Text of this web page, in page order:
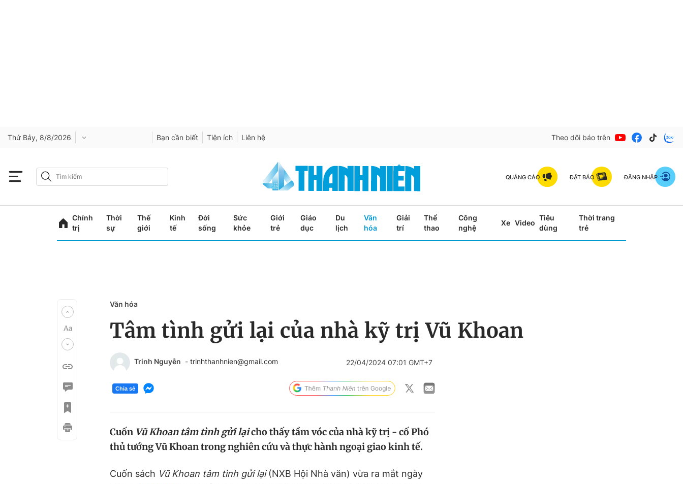
Thứ Bảy, 8/8/2026 Bạn cần biết Tiện ích Liên hệ Theo dõi báo trên
QUẢNG CÁO ĐẶT BÁO ĐĂNG NHẬP
Chính
trị
Thời
sự
Thế
giới
Kinh
tế
Đời
sống
Sức
khỏe
Giới
trẻ
Giáo
dục
Du
lịch
Văn
hóa
Giải
trí
Thể
thao
Công
nghệ
Xe Video
Tiêu
dùng
Thời trang
trẻ
Văn hóa
Tâm tình gửi lại của nhà kỹ trị Vũ Khoan
Trinh Nguyễn - trinhthanhnien@gmail.com 22/04/2024 07:01 GMT+7
Chia sẻ
Cuốn Vũ Khoan tâm tình gửi lạicho thấy tầm vóc của nhà kỹ trị - cố Phó
thủ tướng Vũ Khoan trong nghiên cứu và thực hành ngoại giao kinh tế.
Cuốn sách Vũ Khoan tâm tình gửi lại(NXB Hội Nhà văn) vừa ra mắt ngày